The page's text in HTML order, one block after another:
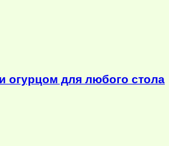
огурцом для любого стола